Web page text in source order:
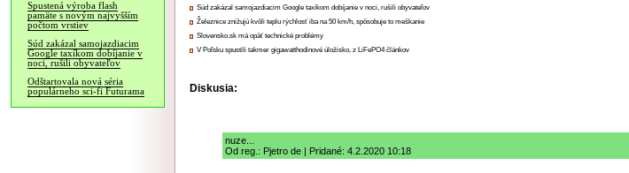
Spustená výroba flash
pamäte s novým najvyšším
počtom vrstiev
Súd zakázal samojazdiacim
Google taxíkom dobíjanie v
noci, rušili obyvateľov
Odštartovala nová séria
populárneho sci-fi Futurama
Súd zakázal samojazdiacim Google taxíkom dobíjanie v noci, rušili obyvateľov
Železnice znižujú kvôli teplu rýchlosť iba na 50 km/h, spôsobuje to meškanie
Slovensko.sk má opäť technické problémy
V Poľsku spustili takmer gigawatthodinové úložisko, z LiFePO4 článkov
Diskusia:
nuze...
Od reg.: Pjetro de | Pridané: 4.2.2020 10:18